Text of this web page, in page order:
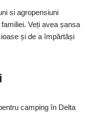
si agropensiuni
Veți avea șansa
și de a împărtăși
camping în Delta